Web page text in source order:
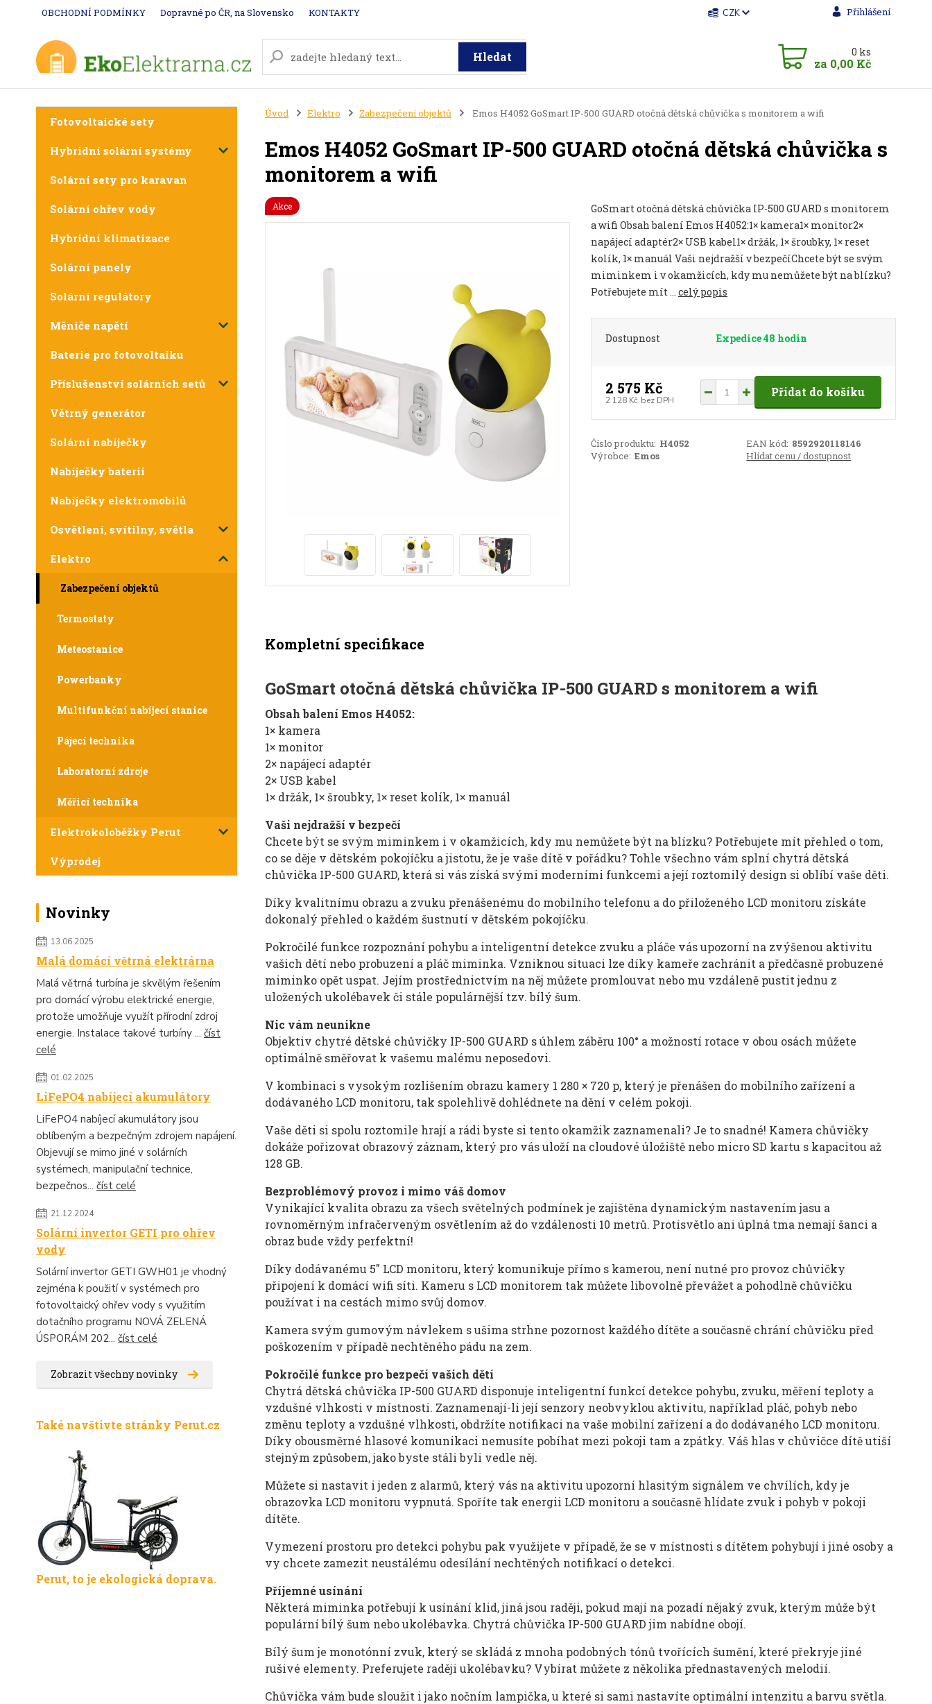
OBCHODNÍ PODMÍNKY Dopravné po ČR, na Slovensko KONTAKTY CZK Přihlášení
Hledat 0 ks
za 0,00 Kč
Fotovoltaické sety
Hybridní solární systémy
Solární sety pro karavan
Solární ohřev vody
Hybridní klimatizace
Solární panely
Solární regulátory
Měniče napětí
Baterie pro fotovoltaiku
Příslušenství solárních setů
Větrný generátor
Solární nabíječky
Nabíječky baterií
Nabíječky elektromobilů
Osvětlení, svítilny, světla
Elektro
Zabezpečení objektů
Termostaty
Meteostanice
Powerbanky
Multifunkční nabíjecí stanice
Pájecí technika
Laboratorní zdroje
Měřicí technika
Elektrokoloběžky Perut
Výprodej
Novinky
13.06.2025
Malá domácí větrná elektrárna
Malá větrná turbína je skvělým řešením
pro domácí výrobu elektrické energie,
protože umožňuje využít přírodní zdroj
energie. Instalace takové turbíny ... číst
celé
01.02.2025
LiFePO4 nabíjecí akumulátory
LiFePO4 nabíjecí akumulátory jsou
oblíbeným a bezpečným zdrojem napájení.
Objevují se mimo jiné v solárních
systémech, manipulační technice,
bezpečnos... číst celé
21.12.2024
Solární invertor GETI pro ohřev
vody
Solární invertor GETI GWH01 je vhodný
zejména k použití v systémech pro
fotovoltaický ohřev vody s využitím
dotačního programu NOVÁ ZELENÁ
ÚSPORÁM 202... číst celé
Zobrazit všechny novinky
Také navštivte stránky Perut.cz
Perut, to je ekologická doprava.
Úvod Elektro Zabezpečení objektů Emos H4052 GoSmart IP-500 GUARD otočná dětská chůvička s monitorem a wifi
Emos H4052 GoSmart IP-500 GUARD otočná dětská chůvička s
monitorem a wifi
Akce
GoSmart otočná dětská chůvička IP-500 GUARD s monitorem
a wifi Obsah balení Emos H4052:1× kamera1× monitor2×
napájecí adaptér2× USB kabel1× držák, 1× šroubky, 1× reset
kolík, 1× manuál Vaši nejdražší v bezpečíChcete být se svým
miminkem i v okamžicích, kdy mu nemůžete být na blízku?
Potřebujete mít ... celý popis
Dostupnost Expedice 48 hodin
2 575 Kč
2 128 Kč bez DPH
Přidat do košíku
Číslo produktu: H4052 EAN kód: 8592920118146
Výrobce: Emos Hlídat cenu / dostupnost
Kompletní specifikace
GoSmart otočná dětská chůvička IP-500 GUARD s monitorem a wifi
Obsah balení Emos H4052:
1× kamera
1× monitor
2× napájecí adaptér
2× USB kabel
1× držák, 1× šroubky, 1× reset kolík, 1× manuál
Vaši nejdražší v bezpečí
Chcete být se svým miminkem i v okamžicích, kdy mu nemůžete být na blízku? Potřebujete mít přehled o tom,
co se děje v dětském pokojíčku a jistotu, že je vaše dítě v pořádku? Tohle všechno vám splní chytrá dětská
chůvička IP-500 GUARD, která si vás získá svými moderními funkcemi a její roztomilý design si oblíbí vaše děti.
Díky kvalitnímu obrazu a zvuku přenášenému do mobilního telefonu a do přiloženého LCD monitoru získáte
dokonalý přehled o každém šustnutí v dětském pokojíčku.
Pokročilé funkce rozpoznání pohybu a inteligentní detekce zvuku a pláče vás upozorní na zvýšenou aktivitu
vašich dětí nebo probuzení a pláč miminka. Vzniknou situaci lze díky kameře zachránit a předčasně probuzené
miminko opět uspat. Jejím prostřednictvím na něj můžete promlouvat nebo mu vzdáleně pustit jednu z
uložených ukolébavek či stále populárnější tzv. bílý šum.
Nic vám neunikne
Objektiv chytré dětské chůvičky IP-500 GUARD s úhlem záběru 100° a možností rotace v obou osách můžete
optimálně směřovat k vašemu malému neposedovi.
V kombinaci s vysokým rozlišením obrazu kamery 1 280 × 720 p, který je přenášen do mobilního zařízení a
dodávaného LCD monitoru, tak spolehlivě dohlédnete na dění v celém pokoji.
Vaše děti si spolu roztomile hrají a rádi byste si tento okamžik zaznamenali? Je to snadné! Kamera chůvičky
dokáže pořizovat obrazový záznam, který pro vás uloží na cloudové úložiště nebo micro SD kartu s kapacitou až
128 GB.
Bezproblémový provoz i mimo váš domov
Vynikající kvalita obrazu za všech světelných podmínek je zajištěna dynamickým nastavením jasu a
rovnoměrným infračerveným osvětlením až do vzdálenosti 10 metrů. Protisvětlo ani úplná tma nemají šanci a
obraz bude vždy perfektní!
Díky dodávanému 5″ LCD monitoru, který komunikuje přímo s kamerou, není nutné pro provoz chůvičky
připojení k domácí wifi síti. Kameru s LCD monitorem tak můžete libovolně převážet a pohodlně chůvičku
používat i na cestách mimo svůj domov.
Kamera svým gumovým návlekem s ušima strhne pozornost každého dítěte a současně chrání chůvičku před
poškozením v případě nechtěného pádu na zem.
Pokročilé funkce pro bezpečí vašich dětí
Chytrá dětská chůvička IP-500 GUARD disponuje inteligentní funkcí detekce pohybu, zvuku, měření teploty a
vzdušné vlhkosti v místnosti. Zaznamenají-li její senzory neobvyklou aktivitu, například pláč, pohyb nebo
změnu teploty a vzdušné vlhkosti, obdržíte notifikaci na vaše mobilní zařízení a do dodávaného LCD monitoru.
Díky obousměrné hlasové komunikaci nemusíte pobíhat mezi pokoji tam a zpátky. Váš hlas v chůvičce dítě utiší
stejným způsobem, jako byste stáli byli vedle něj.
Můžete si nastavit i jeden z alarmů, který vás na aktivitu upozorní hlasitým signálem ve chvílích, kdy je
obrazovka LCD monitoru vypnutá. Spoříte tak energii LCD monitoru a současně hlídate zvuk i pohyb v pokoji
dítěte.
Vymezení prostoru pro detekci pohybu pak využijete v případě, že se v místnosti s dítětem pohybují i jiné osoby a
vy chcete zamezit neustálému odesílání nechtěných notifikací o detekci.
Příjemné usínání
Některá miminka potřebují k usínání klid, jiná jsou raději, pokud mají na pozadí nějaký zvuk, kterým může být
populární bílý šum nebo ukolébavka. Chytrá chůvička IP-500 GUARD jim nabídne obojí.
Bílý šum je monotónní zvuk, který se skládá z mnoha podobných tónů tvořících šumění, které překryje jiné
rušivé elementy. Preferujete raději ukolébavku? Vybírat můžete z několika přednastavených melodií.
Chůvička vám bude sloužit i jako nočním lampička, u které si sami nastavíte optimální intenzitu a barvu světla.